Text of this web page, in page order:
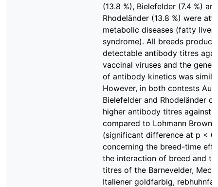
(13.8 %), Bielefelder (7.4 %)
Rhodeländer (13.8 %) were
metabolic diseases (fatty liver
syndrome). All breeds
detectable antibody titres
vaccinal viruses and the
of antibody kinetics was
However, in both contests
Bielefelder and Rhodeländer
higher antibody titres against
compared to Lohmann Brown
(significant difference at p <
concerning the breed-time
the interaction of breed and
titres of the Barnevelder,
Italiener goldfarbig,